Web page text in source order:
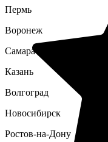
Пермь
Воронеж
Самара
Казань
Волгоград
Новосибирск
Ростов-на-Дону